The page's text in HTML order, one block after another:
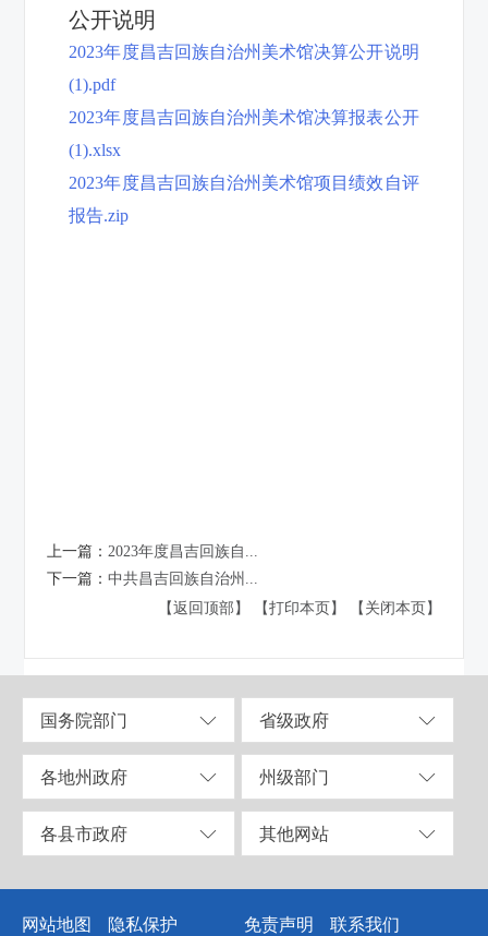
公开说明
2023年度昌吉回族自治州美术馆决算公开说明
(1).pdf
2023年度昌吉回族自治州美术馆决算报表公开
(1).xlsx
2023年度昌吉回族自治州美术馆项目绩效自评
报告.zip
上一篇： 2023年度昌吉回族自...
下一篇：中共昌吉回族自治州...
【返回顶部】
【打印本页】 【关闭本页】
国务院部门 省级政府
各地州政府 州级部门
各县市政府 其他网站
网站地图 隐私保护 免责声明 联系我们